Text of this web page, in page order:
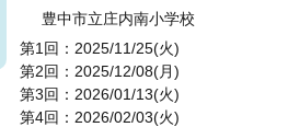
豊中市立庄内南小学校
第1回：2025/11/25(火)
第2回：2025/12/08(月)
第3回：2026/01/13(火)
第4回：2026/02/03(火)